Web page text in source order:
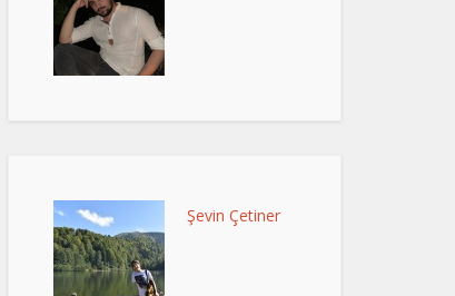
Şevin Çetiner